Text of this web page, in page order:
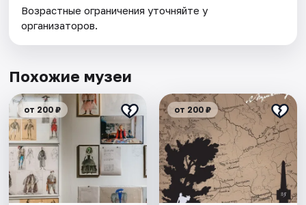
Возрастные ограничения уточняйте у
организаторов.
Похожие музеи
от 200 ₽ от 200 ₽